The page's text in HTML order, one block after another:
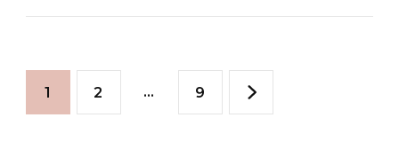
Paginación
Página
1 Página
2 … Página
9